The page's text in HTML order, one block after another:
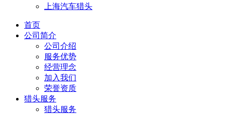
上海汽车猎头
首页
公司简介
公司介绍
服务优势
经营理念
加入我们
荣誉资质
猎头服务
猎头服务